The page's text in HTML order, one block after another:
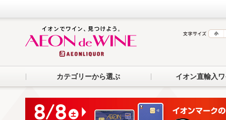
カテゴリーから選ぶ イオン直輸入